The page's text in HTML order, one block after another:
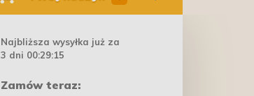
Najbliższa wysyłka już za
3 dni 00:29:14
Zamów teraz: